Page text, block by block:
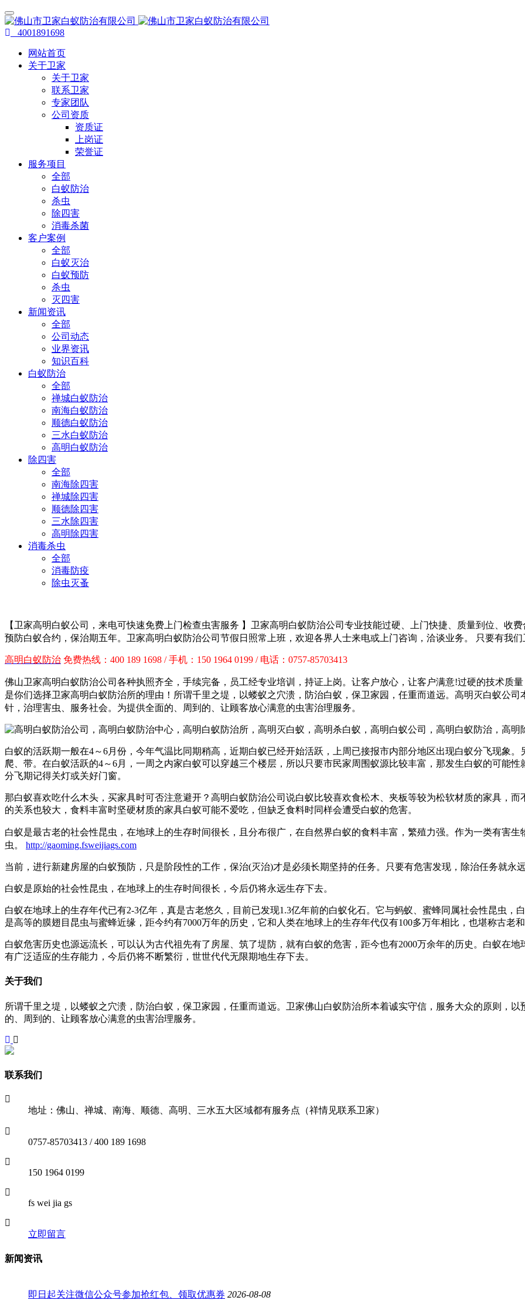
4001891698
网站首页
关于卫家
关于卫家
联系卫家
专家团队
公司资质
资质证
上岗证
荣誉证
服务项目
全部
白蚁防治
杀虫
除四害
消毒杀菌
客户案例
全部
白蚁灭治
白蚁预防
杀虫
灭四害
新闻资讯
全部
公司动态
业界资讯
知识百科
白蚁防治
全部
禅城白蚁防治
南海白蚁防治
顺德白蚁防治
三水白蚁防治
高明白蚁防治
除四害
全部
南海除四害
禅城除四害
顺德除四害
三水除四害
高明除四害
消毒杀虫
全部
消毒防疫
除虫灭蚤
【卫家高明白蚁公司，来电可快速免费上门检查虫害服务 】 卫家高明白蚁防治公司专业技能过硬、上门快捷、质量到位、收
预防白蚁合约，保治期五年。 卫家高明白蚁防治公司节假日照常上班，欢迎各界人士来电或上门咨询，洽谈业务。 只要有我们
高明白蚁防治 免费热线：400 189 1698 / 手机：150 1964 0199 / 电话：0757-85703413
佛山卫家高明白蚁防治公司各种执照齐全，手续完备，员工经专业培训，持证上岗。让客户放心，让客户满意!过硬的技术质
是你们选择卫家高明白蚁防治所的理由！ 所谓千里之堤，以蝼蚁之穴溃，防治白蚁，保卫家园，任重而道远。 高明灭白蚁公司
针，治理害虫、服务社会。为提供全面的、周到的、让顾客放心满意的虫害治理服务。
白蚁的活跃期一般在4～6月份，今年气温比同期稍高，近期白蚁已经开始活跃，上周已接报市内部分地区出现白蚁分飞现象
爬、带。在白蚁活跃的4～6月，一周之内家白蚁可以穿越三个楼层，所以只要市民家周围蚁源比较丰富，那发生白蚁的可能
分飞期记得关灯或关好门窗。
那白蚁喜欢吃什么木头，买家具时可否注意避开？高明白蚁防治公司说白蚁比较喜欢食松木、夹板等较为松软材质的家具，
的关系也较大，食料丰富时坚硬材质的家具白蚁可能不爱吃，但缺乏食料时同样会遭受白蚁的危害。
白蚁是最古老的社会性昆虫，在地球上的生存时间很长，且分布很广，在自然界白蚁的食料丰富，繁殖力强。作为一类有害
虫。 http://gaoming.fsweijiags.com
当前，进行新建房屋的白蚁预防，只是阶段性的工作，保治(灭治)才是必须长期坚持的任务。只要有危害发现，除治任务就永
白蚁是原始的社会性昆虫，在地球上的生存时间很长，今后仍将永远生存下去。
白蚁在地球上的生存年代已有2-3亿年，真是古老悠久，目前已发现1.3亿年前的白蚁化石。它与蚂蚁、蜜蜂同属社会性昆虫，
是高等的膜翅目昆虫与蜜蜂近缘，距今约有7000万年的历史，它和人类在地球上的生存年代仅有100多万年相比，也堪称古老
白蚁危害历史也源远流长，可以认为古代祖先有了房屋、筑了堤防，就有白蚁的危害，距今也有2000万余年的历史。白蚁在
有广泛适应的生存能力，今后仍将不断繁衍，世世代代无限期地生存下去。
关于我们
所谓千里之堤，以蝼蚁之穴溃，防治白蚁，保卫家园，任重而道远。卫家佛山白蚁防治所本着诚实守信，服务大众的原则，
的、周到的、让顾客放心满意的虫害治理服务。
联系我们
地址：佛山、禅城、南海、顺德、高明、三水五大区域都有服务点（祥情见联系卫家）
0757-85703413 / 400 189 1698
150 1964 0199
fs wei jia gs
立即留言
新闻资讯
即日起关注微信公众号参加抢红包、领取优惠券 2026-08-08